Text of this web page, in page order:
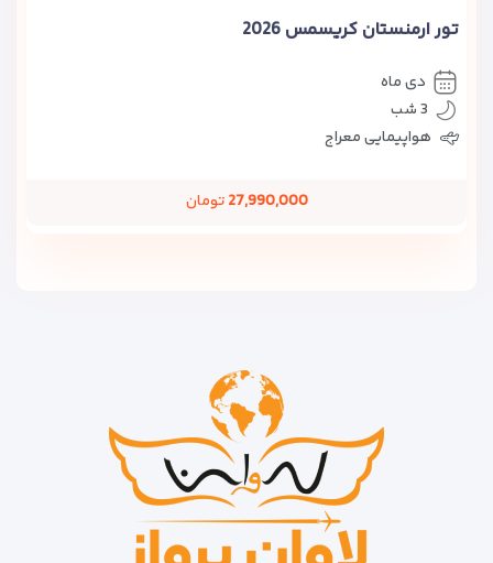
تور ارمنستان کریسمس 2026
دی ماه
3 شب
هواپیمایی معراج
27,990,000تومان